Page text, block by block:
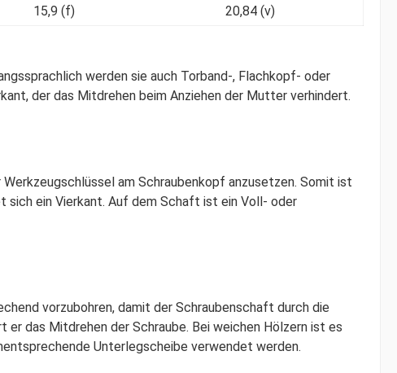
15,9 (f) 20,84 (v)
werden sie auch Torband-, Flachkopf- oder
der das Mitdrehen beim Anziehen der Mutter verhindert.
am Schraubenkopf anzusetzen. Somit ist
sich ein Vierkant. Auf dem Schaft ist ein Voll- oder
vorzubohren, damit der Schraubenschaft durch die
das Mitdrehen der Schraube. Bei weichen Hölzern ist es
Unterlegscheibe verwendet werden.